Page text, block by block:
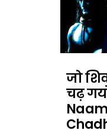
जो
चढ़